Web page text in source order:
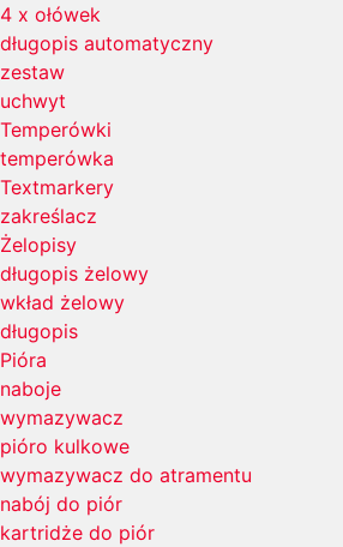
4 x ołówek
długopis automatyczny
zestaw
uchwyt
Temperówki
temperówka
Textmarkery
zakreślacz
Żelopisy
długopis żelowy
wkład żelowy
długopis
Pióra
naboje
wymazywacz
pióro kulkowe
wymazywacz do atramentu
nabój do piór
kartridże do piór